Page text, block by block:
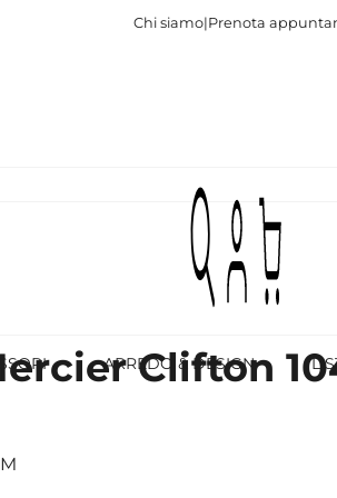
Chi siamo|Prenota
ARREDO & DESIGN
Clifton